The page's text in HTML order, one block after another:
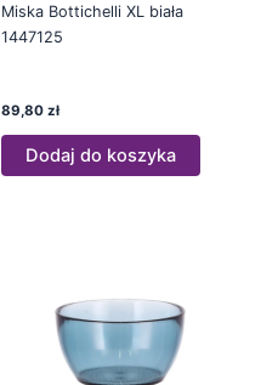
Miska Bottichelli XL biała
1447125
89,80 zł
Dodaj do koszyka